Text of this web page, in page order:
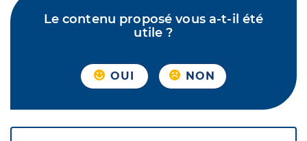
Le contenu proposé vous a-t-il été
utile ?
OUI NON